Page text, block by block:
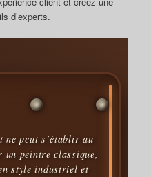
d’experts.
ne peut s’établir au
un peintre classique,
style industriel et